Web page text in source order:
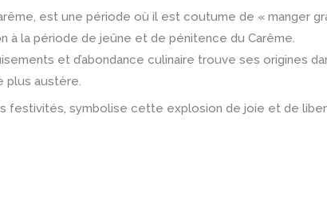
est une période où il est coutume de « manger
à la période de jeûne et de pénitence du Carême.
et d’abondance culinaire trouve ses origines
plus austère.
festivités, symbolise cette explosion de joie et de